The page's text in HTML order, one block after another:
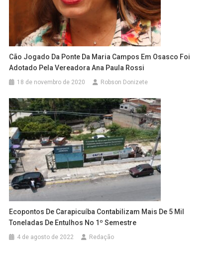
Cão Jogado Da Ponte Da Maria Campos Em Osasco Foi
Adotado Pela Vereadora Ana Paula Rossi
18 de novembro de 2020 Robson Donizete
Ecopontos De Carapicuíba Contabilizam Mais De 5 Mil
Toneladas De Entulhos No 1º Semestre
4 de agosto de 2022 Redação